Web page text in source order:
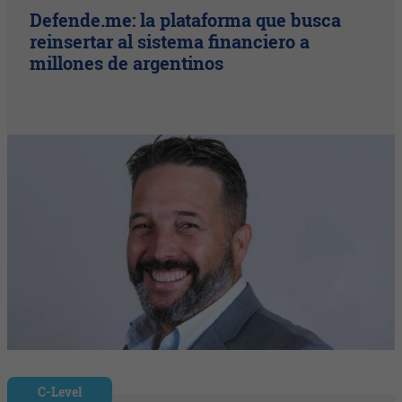
Defende.me: la plataforma que busca
reinsertar al sistema financiero a
millones de argentinos
C-Level